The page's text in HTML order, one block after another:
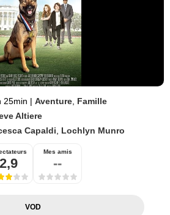
25min | Aventure Famille
Altiere
Capaldi Lochlyn Munro
2,9
Mes amis
--
VOD